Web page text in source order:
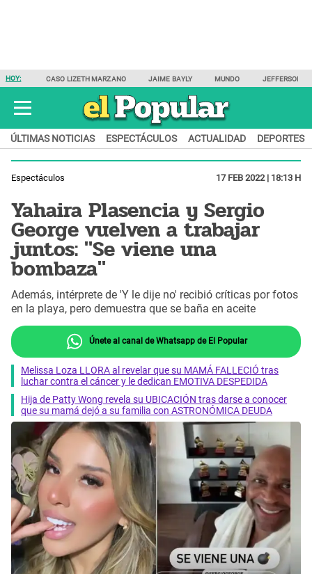
HOY: CASO LIZETH MARZANO JAIME BAYLY MUNDO JEFFERSON
ÚLTIMAS NOTICIAS ESPECTÁCULOS ACTUALIDAD DEPORTES
Espectáculos 17 FEB 2022 | 18:13 H
Yahaira Plasencia y Sergio
George vuelven a trabajar
juntos: "Se viene una
bombaza"
Además, intérprete de 'Y le dije no' recibió críticas por fotos
en la playa, pero demuestra que se baña en aceite
Únete al canal de Whatsapp de El Popular
Melissa Loza LLORA al revelar que su MAMÁ FALLECIÓ tras
luchar contra el cáncer y le dedican EMOTIVA DESPEDIDA
Hija de Patty Wong revela su UBICACIÓN tras darse a conocer
que su mamá dejó a su familia con ASTRONÓMICA DEUDA